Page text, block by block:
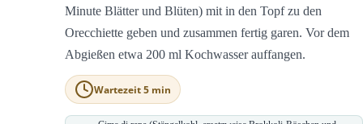
Minute Blätter und Blüten) mit in den Topf zu den
Orecchiette geben und zusammen fertig garen. Vor dem
Abgießen etwa 200 ml Kochwasser auffangen.
Wartezeit 5 min